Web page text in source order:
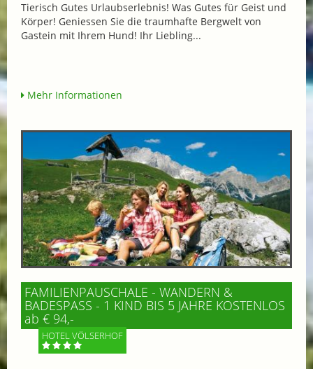
Tierisch Gutes Urlaubserlebnis! Was Gutes für Geist und
Körper! Geniessen Sie die traumhafte Bergwelt von
Gastein mit Ihrem Hund! Ihr Liebling...
Mehr Informationen
FAMILIENPAUSCHALE - WANDERN &
BADESPASS - 1 KIND BIS 5 JAHRE KOSTENLOS
ab € 94,-
HOTEL VÖLSERHOF